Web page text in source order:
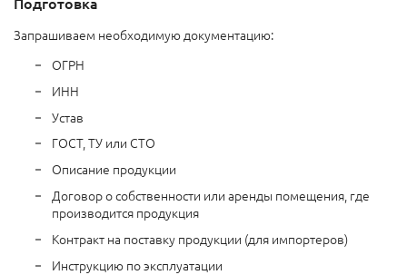
Запрашиваем необходимую документацию:
ОГРН
ИНН
Устав
ГОСТ, ТУ или СТО
Описание продукции
Договор о собственности или аренды помещения, где
производится продукция
Контракт на поставку продукции (для импортеров)
Инструкцию по эксплуатации